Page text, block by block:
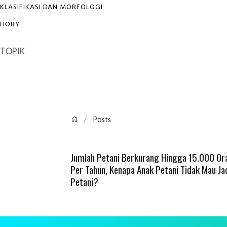
KLASIFIKASI DAN MORFOLOGI
HOBY
TOPIK
Posts
Jumlah Petani Berkurang Hingga 15.000
Per Tahun, Kenapa Anak Petani Tidak Mau
Petani?